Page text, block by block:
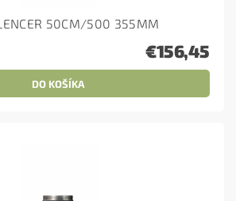
50CM/500 355MM
€156,45